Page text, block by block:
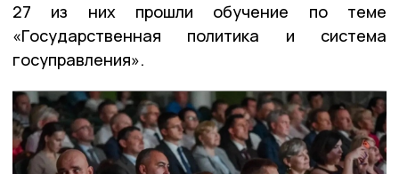
27 из них прошли обучение по теме
«Государственная политика и система
госуправления».